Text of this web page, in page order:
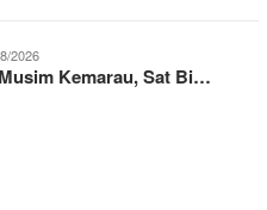
2026
Kemarau, Sat Bi…